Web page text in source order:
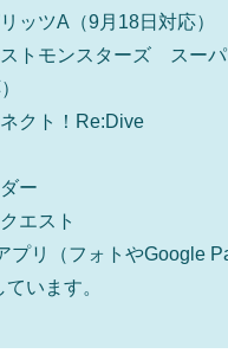
ッツA（9月18日対応）
トモンスターズ スーパ
クト！Re:Dive
ー
エスト
プリ（フォトやGoogle
います。